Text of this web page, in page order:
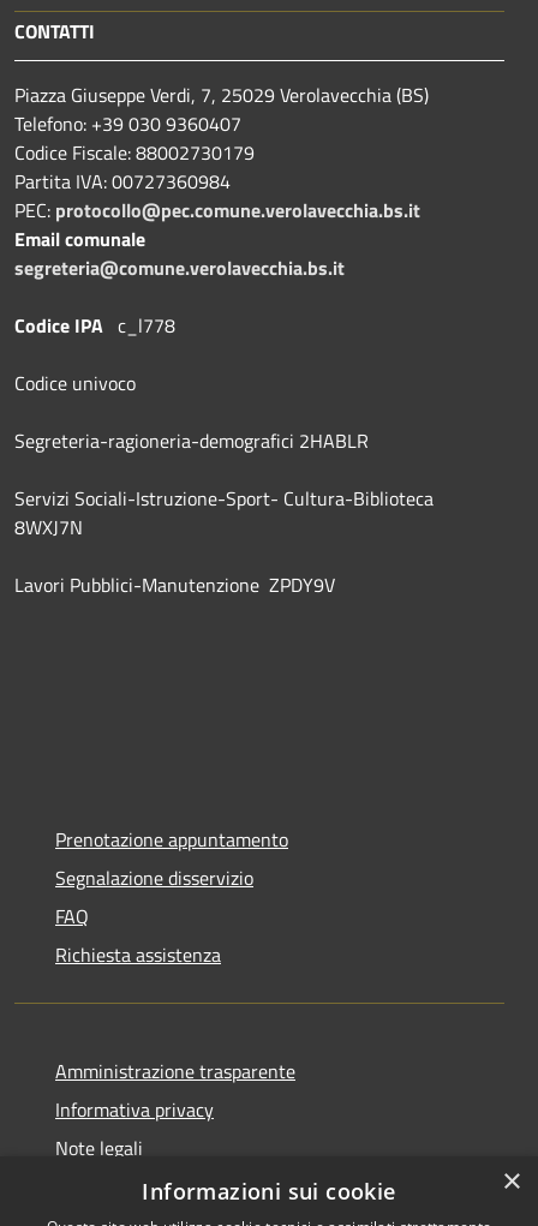
CONTATTI
Piazza Giuseppe Verdi, 7, 25029 Verolavecchia (BS)
Telefono: +39 030 9360407
Codice Fiscale: 88002730179
Partita IVA: 00727360984
PEC: protocollo@pec.comune.verolavecchia.bs.it
Email comunale
segreteria@comune.verolavecchia.bs.it
Codice IPA c_l778
Codice univoco
Segreteria-ragioneria-demografici 2HABLR
Servizi Sociali-Istruzione-Sport- Cultura-Biblioteca
8WXJ7N
Lavori Pubblici-Manutenzione ZPDY9V
Prenotazione appuntamento
Segnalazione disservizio
FAQ
Richiesta assistenza
Amministrazione trasparente
Informativa privacy
Note legali
Dichiarazione di accessibilità
×
Informazioni sui cookie